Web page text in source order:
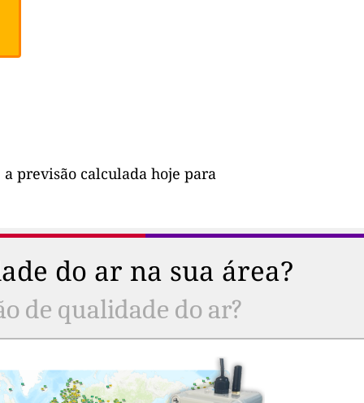
previsão calculada hoje para
do ar na sua área?
de qualidade do ar?